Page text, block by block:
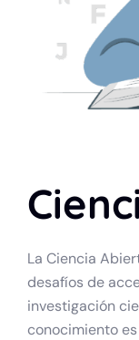
La Ciencia
desafíos de
investigación
conocimiento